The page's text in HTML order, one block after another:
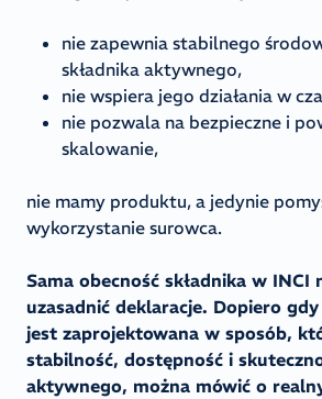
nie zapewnia stabilnego
składnika aktywnego,
nie wspiera jego działania w
nie pozwala na bezpieczne i
skalowanie,
nie mamy produktu, a jedynie
wykorzystanie surowca.
Sama obecność składnika w INCI
uzasadnić deklaracje. Dopiero
jest zaprojektowana w sposób,
stabilność, dostępność i
aktywnego, można mówić o